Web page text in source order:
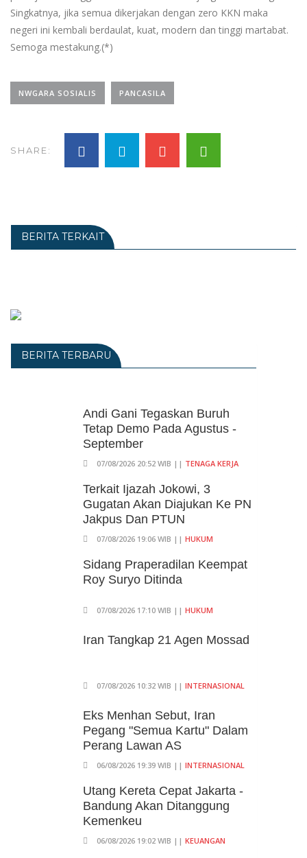
Singkatnya, jika semua dikerjakan dengan zero KKN maka
negeri ini kembali berdaulat, kuat, modern dan tinggi martabat.
Semoga mestakung.(*)
NWGARA SOSIALIS PANCASILA
SHARE:
BERITA TERKAIT
BERITA TERBARU
Andi Gani Tegaskan Buruh
Tetap Demo Pada Agustus -
September
07/08/2026 20:52 WIB || TENAGA KERJA
Terkait Ijazah Jokowi, 3
Gugatan Akan Diajukan Ke PN
Jakpus Dan PTUN
07/08/2026 19:06 WIB || HUKUM
Sidang Praperadilan Keempat
Roy Suryo Ditinda
07/08/2026 17:10 WIB || HUKUM
Iran Tangkap 21 Agen Mossad
07/08/2026 10:32 WIB || INTERNASIONAL
Eks Menhan Sebut, Iran
Pegang "Semua Kartu" Dalam
Perang Lawan AS
06/08/2026 19:39 WIB || INTERNASIONAL
Utang Kereta Cepat Jakarta -
Bandung Akan Ditanggung
Kemenkeu
06/08/2026 19:02 WIB || KEUANGAN